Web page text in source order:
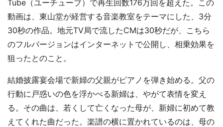
Tube（ユーチューブ）で再生回数176万回を超えた。この
動画は、東山堂が経営する音楽教室をテーマにした、3分
30秒の作品。地元TV局で流したCMは30秒だが、こちら
のフルバージョンはインターネットで公開し、相乗効果を
狙ったとのこと。
結婚披露宴会場で新婦の父親がピアノを弾き始める。父の
行動に戸惑いの色を浮かべる新婦は、やがて表情を変え
る。その曲は、若くして亡くなった母が、新婦に初めて教
えてくれた曲だった。楽譜の横に置かれているのは、母の